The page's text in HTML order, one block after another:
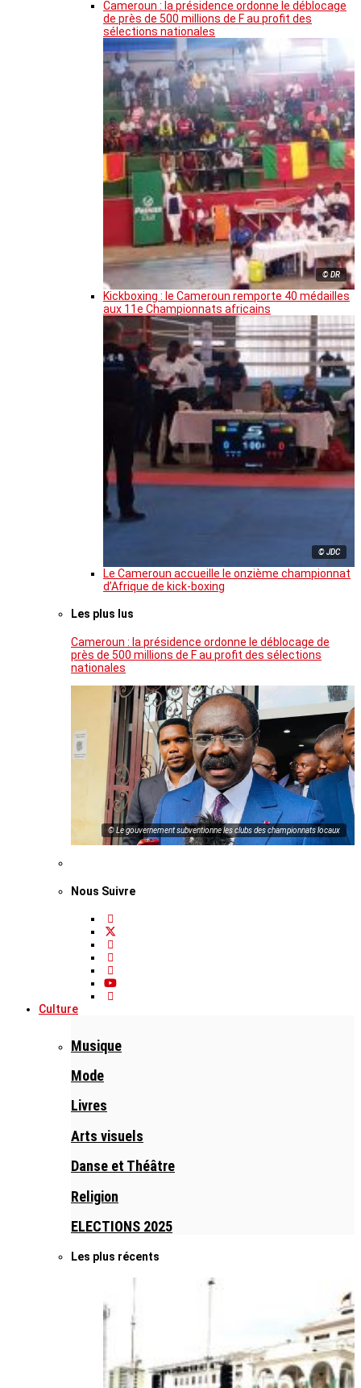
Cameroun : la présidence ordonne le déblocage
de près de 500 millions de F au profit des
sélections nationales
© DR
Kickboxing : le Cameroun remporte 40 médailles
aux 11e Championnats africains
© JDC
Le Cameroun accueille le onzième championnat
d’Afrique de kick-boxing
Les plus lus
Cameroun : la présidence ordonne le déblocage de
près de 500 millions de F au profit des sélections
nationales
© Le gouvernement subventionne les clubs des championnats locaux
Nous Suivre
Culture
Musique
Mode
Livres
Arts visuels
Danse et Théâtre
Religion
ELECTIONS 2025
Les plus récents